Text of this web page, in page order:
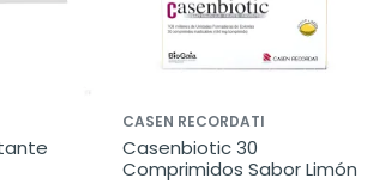
CASEN RECORDATI
Casenbiotic 30
Comprimidos Sabor Limón